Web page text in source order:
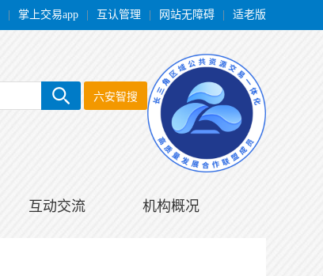
掌上交易app 互认管理 网站无障碍 适老版
六安智搜
互动交流 机构概况